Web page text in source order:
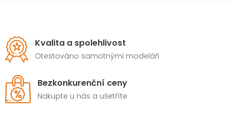
Kvalita a spolehlivost
Otestováno samotnými modeláři
Bezkonkurenční ceny
Nakupte u nás a ušetříte